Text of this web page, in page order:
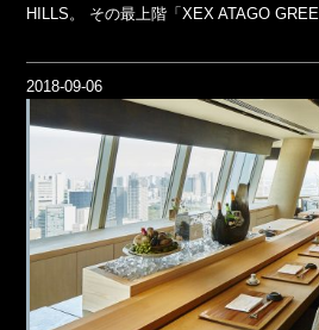
HILLS。 その最上階「XEX ATAGO
2018-09-06